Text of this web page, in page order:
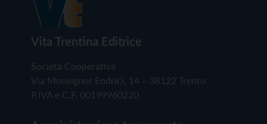
Vita Trentina Editrice
Società Cooperativa
Via Monsignor Endrici, 14 – 38122 Trento
P.IVA e C.F. 00199960220